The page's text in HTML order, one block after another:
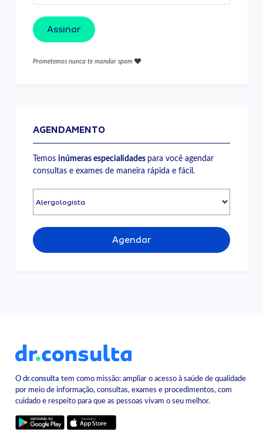
Assinar
Prometemos nunca te mandar spam
AGENDAMENTO
Temosinúmeras especialidades para você agendar
consultas e exames de maneira rápida e fácil.
Agendar
Odr.consulta tem como missão: ampliar o acesso à saúde de qualidade
por meio de informação, consultas, exames e procedimentos, com
cuidado e respeito para que as pessoas vivam o seu melhor.